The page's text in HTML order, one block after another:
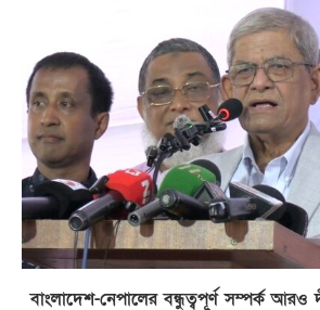
বাংলাদেশ-নেপালের বন্ধুত্বপূর্ণ সম্পর্ক আরও